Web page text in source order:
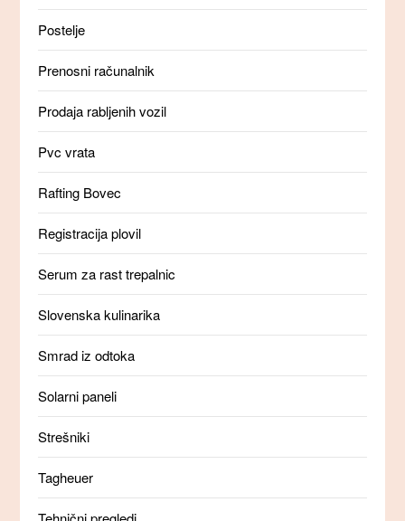
Postelje
Prenosni računalnik
Prodaja rabljenih vozil
Pvc vrata
Rafting Bovec
Registracija plovil
Serum za rast trepalnic
Slovenska kulinarika
Smrad iz odtoka
Solarni paneli
Strešniki
Tagheuer